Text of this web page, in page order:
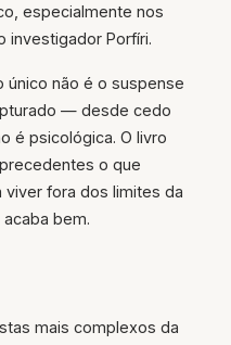
especialmente nos
investigador Porfíri.
único não é o suspense
— desde cedo
é psicológica. O livro
o que
fora dos limites da
bem.
mais complexos da